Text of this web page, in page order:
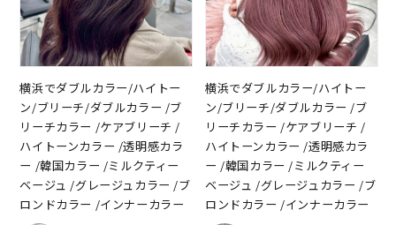
横浜でダブルカラー/ハイトー
ン/ブリーチ/ダブルカラー /ブ
リーチカラー /ケアブリーチ /
ハイトーンカラー /透明感カラ
ー /韓国カラー /ミルクティー
ベージュ /グレージュカラー /ブ
ロンドカラー /インナーカラー
横浜でダブルカラー/ハイトー
ン/ブリーチ/ダブルカラー /ブ
リーチカラー /ケアブリーチ /
ハイトーンカラー /透明感カラ
ー /韓国カラー /ミルクティー
ベージュ /グレージュカラー /ブ
ロンドカラー /インナーカラー